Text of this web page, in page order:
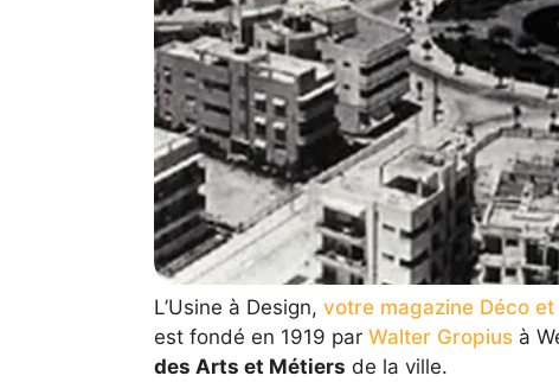
L’Usine à Design, votre magazine Déco et
est fondé en 1919 par Walter Gropiusà
des Arts et Métiers de la ville.